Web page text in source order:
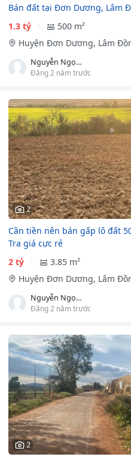
Bán đất tại Đơn Dương, Lâm
1.3 tỷ
500 m²
Huyện Đơn Dương, Lâm
Nguyễn Ngọc Tú
Đăng 2 năm trước
2
Cần tiền nên bán gấp lô đất
Tra giá cực rẻ
2 tỷ
3.85 m²
Huyện Đơn Dương, Lâm
Nguyễn Ngọc Tú
Đăng 2 năm trước
2